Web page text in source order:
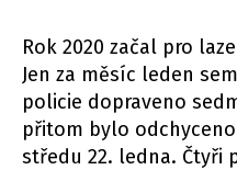
Rok 2020 začal pro
Jen za měsíc leden
policie dopraveno
přitom bylo
středu 22. ledna. Čtyři